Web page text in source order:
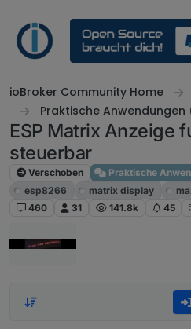
ioBroker Community Home
Praktische Anwendungen
ESP Matrix Anzeige
steuerbar
Verschoben
Praktische
esp8266
matrix display
460
31 141.8k 45